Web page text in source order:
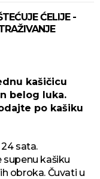
ĆELIJE -
kašičicu
belog luka.
po kašiku
sata.
kašiku
obroka. Čuvati u